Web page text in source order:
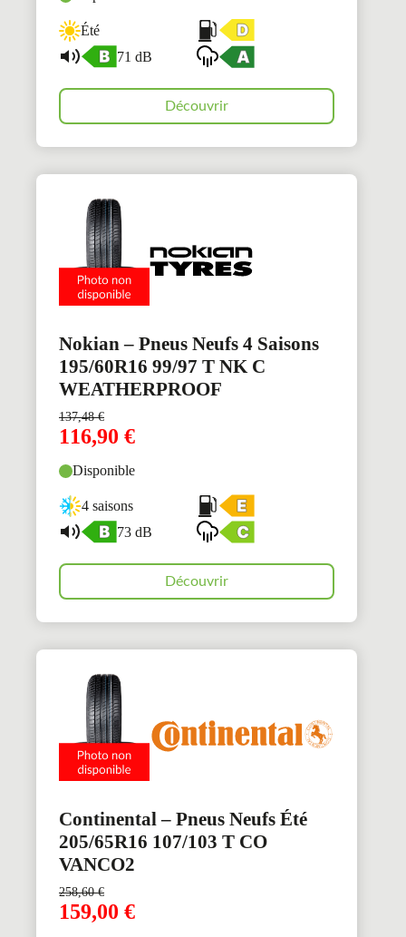
Été
71 dB
Découvrir
Nokian – Pneus Neufs 4 Saisons
195/60R16 99/97 T NK C
WEATHERPROOF
137,48€
116,90 €
Disponible
4 saisons
73 dB
Découvrir
Continental – Pneus Neufs Été
205/65R16 107/103 T CO
VANCO2
258,60€
159,00 €